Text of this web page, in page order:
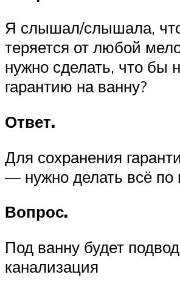
Я слышал/слышала,
теряется от любой
нужно сделать, что бы
гарантию на ванну?
Ответ.
Для сохранения
— нужно делать всё по
Вопрос.
Под ванну будет
канализация